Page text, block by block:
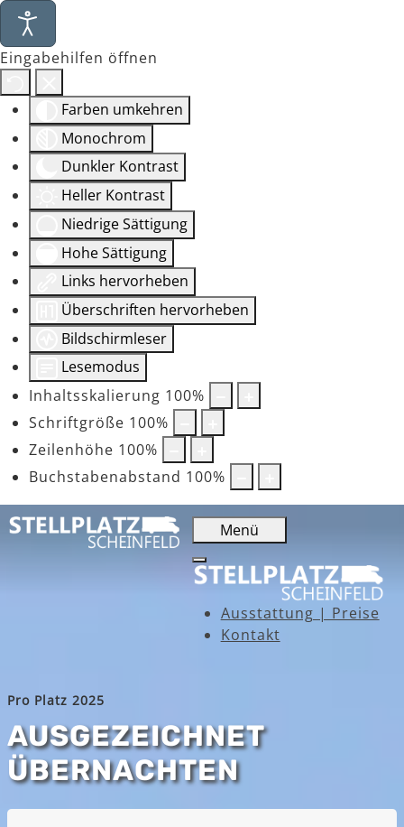
Eingabehilfen öffnen
Farben umkehren
Monochrom
Dunkler Kontrast
Heller Kontrast
Niedrige Sättigung
Hohe Sättigung
Links hervorheben
Überschriften hervorheben
Bildschirmleser
Lesemodus
Inhaltsskalierung 100%
Schriftgröße 100%
Zeilenhöhe 100%
Buchstabenabstand 100%
Menü
Ausstattung | Preise
Kontakt
Pro Platz 2025
AUSGEZEICHNET
ÜBERNACHTEN